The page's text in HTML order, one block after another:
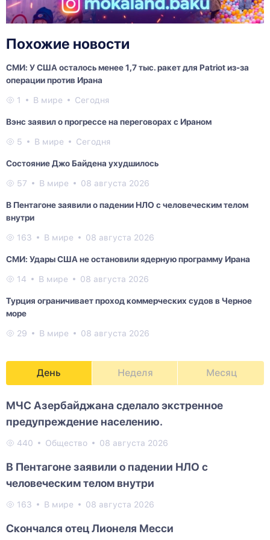
Похожие новости
СМИ: У США осталось менее 1,7 тыс. ракет для Patriot из-за
операции против Ирана
1 В мире Сегодня
Вэнс заявил о прогрессе на переговорах с Ираном
5 В мире Сегодня
Состояние Джо Байдена ухудшилось
57 В мире 08 августа 2026
В Пентагоне заявили о падении НЛО с человеческим телом
внутри
163 В мире 08 августа 2026
СМИ: Удары США не остановили ядерную программу Ирана
14 В мире 08 августа 2026
Турция ограничивает проход коммерческих судов в Черное
море
29 В мире 08 августа 2026
День Неделя Месяц
МЧС Азербайджана сделало экстренное
предупреждение населению.
440 Общество 08 августа 2026
В Пентагоне заявили о падении НЛО с
человеческим телом внутри
163 В мире 08 августа 2026
Скончался отец Лионеля Месси